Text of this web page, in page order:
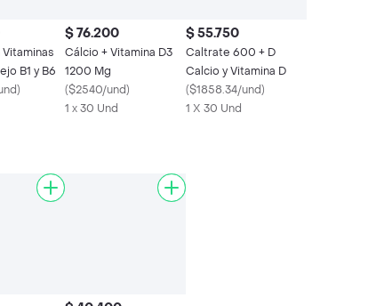
B1 y B6
)
$ 76.200
Cálcio + Vitamina D3
1200 Mg
($2540/und)
1 x 30 Und
$ 55.750
Caltrate 600 + D
Calcio y Vitamina D
($1858.34/und)
1 X 30 Und